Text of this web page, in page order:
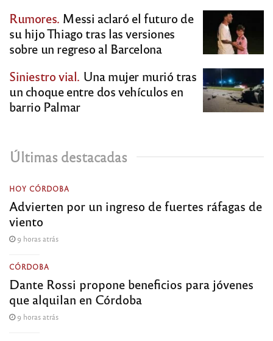
Rumores. Messi aclaró el futuro de
su hijo Thiago tras las versiones
sobre un regreso al Barcelona
Siniestro vial. Una mujer murió tras
un choque entre dos vehículos en
barrio Palmar
Últimas destacadas
HOY CÓRDOBA
Advierten por un ingreso de fuertes ráfagas de
viento
9 horas atrás
CÓRDOBA
Dante Rossi propone beneficios para jóvenes
que alquilan en Córdoba
9 horas atrás